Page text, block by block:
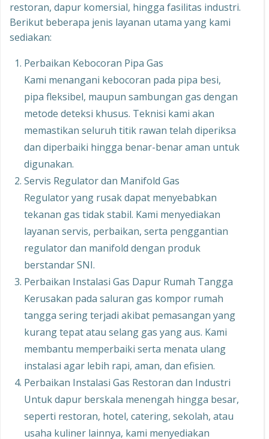
restoran, dapur komersial, hingga fasilitas industri.
Berikut beberapa jenis layanan utama yang kami
sediakan:
Perbaikan Kebocoran Pipa Gas
Kami menangani kebocoran pada pipa besi,
pipa fleksibel, maupun sambungan gas dengan
metode deteksi khusus. Teknisi kami akan
memastikan seluruh titik rawan telah diperiksa
dan diperbaiki hingga benar-benar aman untuk
digunakan.
Servis Regulator dan Manifold Gas
Regulator yang rusak dapat menyebabkan
tekanan gas tidak stabil. Kami menyediakan
layanan servis, perbaikan, serta penggantian
regulator dan manifold dengan produk
berstandar SNI.
Perbaikan Instalasi Gas Dapur Rumah Tangga
Kerusakan pada saluran gas kompor rumah
tangga sering terjadi akibat pemasangan yang
kurang tepat atau selang gas yang aus. Kami
membantu memperbaiki serta menata ulang
instalasi agar lebih rapi, aman, dan efisien.
Perbaikan Instalasi Gas Restoran dan Industri
Untuk dapur berskala menengah hingga besar,
seperti restoran, hotel, catering, sekolah, atau
usaha kuliner lainnya, kami menyediakan